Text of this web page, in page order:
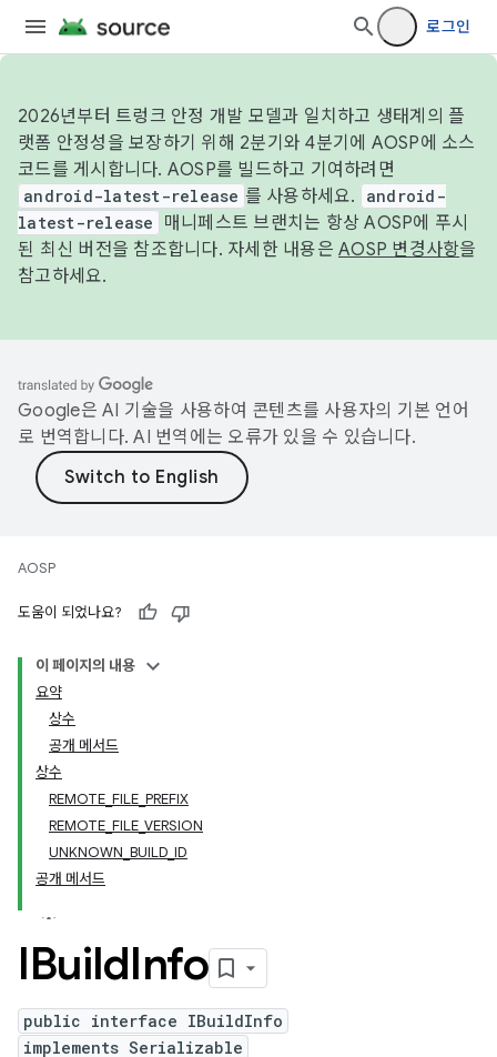
로그인
2026년부터 트렁크 안정 개발 모델과 일치하고 생태계의 플
랫폼 안정성을 보장하기 위해 2분기와 4분기에 AOSP에 소스
코드를 게시합니다. AOSP를 빌드하고 기여하려면
android-latest-release 를 사용하세요.
android-
latest-release
매니페스트 브랜치는 항상 AOSP에 푸시
된 최신 버전을 참조합니다. 자세한 내용은 AOSP 변경사항을
참고하세요.
Google은 AI 기술을 사용하여 콘텐츠를 사용자의 기본 언어
로 번역합니다. AI 번역에는 오류가 있을 수 있습니다.
AOSP
도움이 되었나요?
이 페이지의 내용
요약
상수
공개 메서드
상수
REMOTE_FILE_PREFIX
REMOTE_FILE_VERSION
UNKNOWN_BUILD_ID
공개 메서드
IBuildInfo
public interface IBuildInfo
implements Serializable